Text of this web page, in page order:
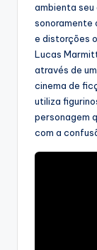
ambienta seu
sonoramente
e distorções
Lucas
através de
cinema de
utiliza
personagem
com a